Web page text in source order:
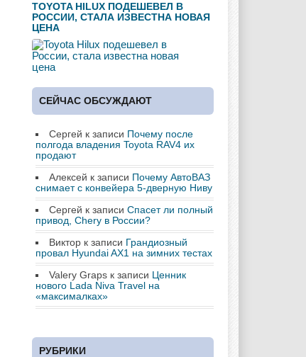
TOYOTA HILUX ПОДЕШЕВЕЛ В
РОССИИ, СТАЛА ИЗВЕСТНА НОВАЯ
ЦЕНА
СЕЙЧАС ОБСУЖДАЮТ
Сергей к записи Почему после
полгода владения Toyota RAV4 их
продают
Алексей к записи Почему АвтоВАЗ
снимает с конвейера 5-дверную Ниву
Сергей к записи Спасет ли полный
привод, Chery в России?
Виктор к записи Грандиозный
провал Hyundai AX1 на зимних тестах
Valery Graps к записи Ценник
нового Lada Niva Travel на
«максималках»
РУБРИКИ